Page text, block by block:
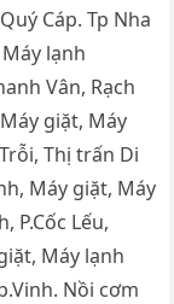
Cáp. Tp Nha
lạnh
Vân, Rạch
giặt, Máy
Thị trấn Di
Máy giặt, Máy
P.Cốc Lếu,
Máy lạnh
Nồi cơm